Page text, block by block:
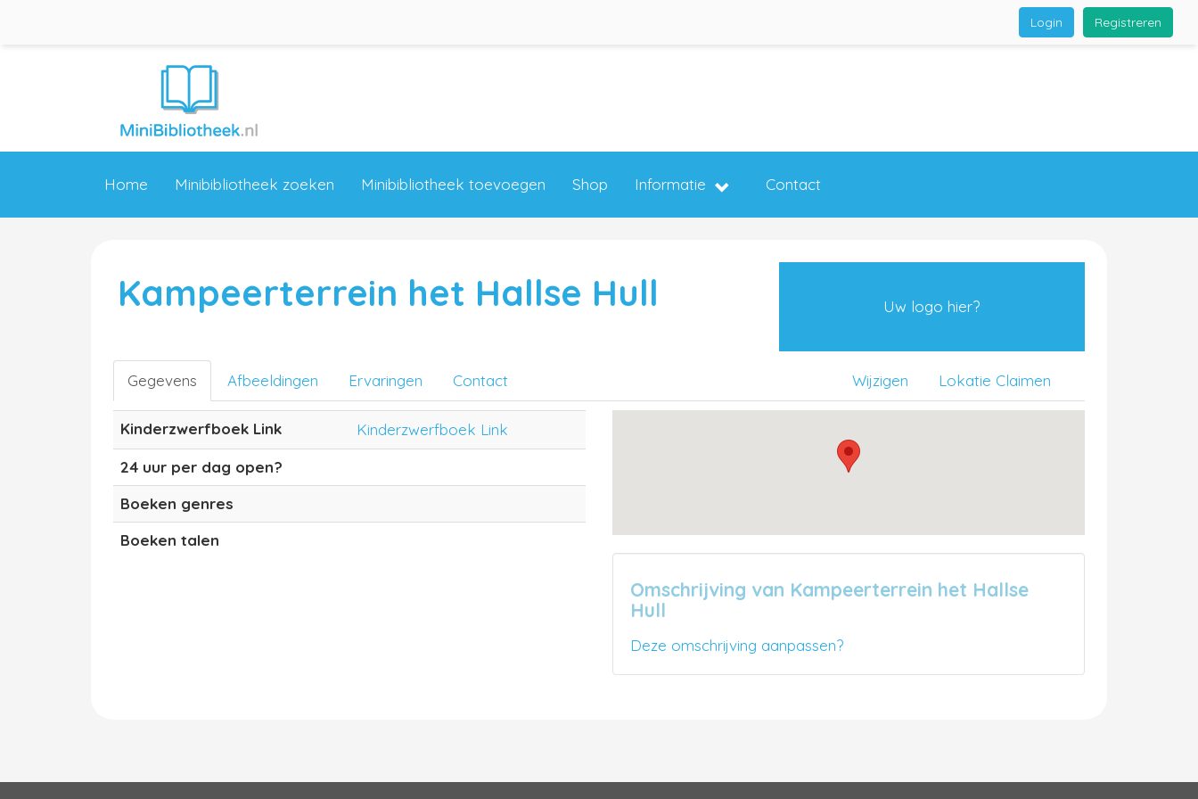
Registreren
Login
Home Minibibliotheek zoeken Minibibliotheek toevoegen Shop Informatie Contact
Kampeerterrein het Hallse Hull Uw logo hier?
Gegevens Afbeeldingen Ervaringen Contact Lokatie Claimen
Wijzigen
Kinderzwerfboek Link
Kinderzwerfboek Link
24 uur per dag open?
Boeken genres
Boeken talen
Omschrijving van Kampeerterrein het Hallse
Hull
Deze omschrijving aanpassen?